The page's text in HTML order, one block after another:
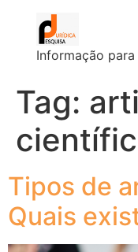
Informação
Tag:
Tipos de
Quais